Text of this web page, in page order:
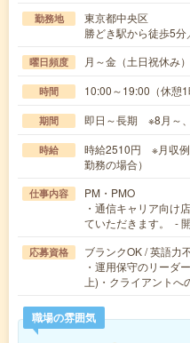
勤務地
東京都中央区
勝どき駅から徒歩5
曜日頻度 月～金（土日祝休み）
時間 10:00～19:00（休憩
期間 即日～長期 ※8月～
時給
時給2510円 ※月収例
勤務の場合）
仕事内容
PM・PMO
・通信キャリア向け
ていただきます。 -
応募資格
ブランクOK / 英語力
・運用保守のリーダ
上)・クライアント
職場の雰囲気